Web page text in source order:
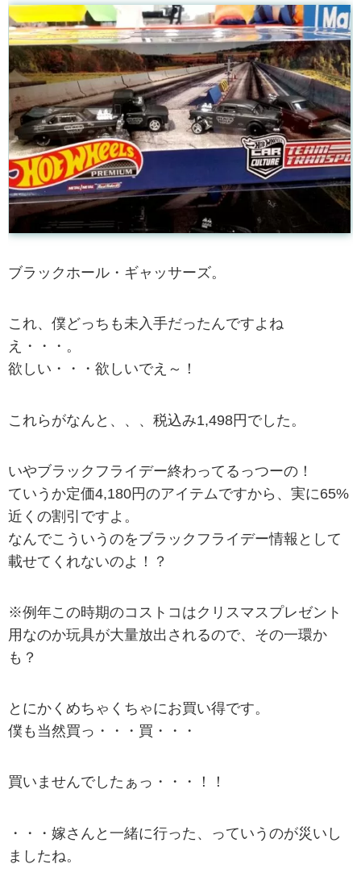
ブラックホール・ギャッサーズ。
これ、僕どっちも未入手だったんですよね
え・・・。
欲しい・・・欲しいでえ～！
これらがなんと、、、税込み1,498円でした。
いやブラックフライデー終わってるっつーの！
ていうか定価4,180円のアイテムですから、実に65%
近くの割引ですよ。
なんでこういうのをブラックフライデー情報として
載せてくれないのよ！？
※例年この時期のコストコはクリスマスプレゼント
用なのか玩具が大量放出されるので、その一環か
も？
とにかくめちゃくちゃにお買い得です。
僕も当然買っ・・・買・・・
買いませんでしたぁっ・・・！！
・・・嫁さんと一緒に行った、っていうのが災いし
ましたね。